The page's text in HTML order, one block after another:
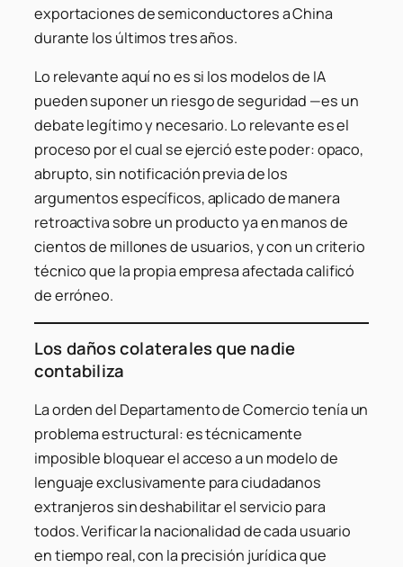
exportaciones de semiconductores a China
durante los últimos tres años.
Lo relevante aquí no es si los modelos de IA
pueden suponer un riesgo de seguridad —es un
debate legítimo y necesario. Lo relevante es el
proceso por el cual se ejerció este poder: opaco,
abrupto, sin notificación previa de los
argumentos específicos, aplicado de manera
retroactiva sobre un producto ya en manos de
cientos de millones de usuarios, y con un criterio
técnico que la propia empresa afectada calificó
de erróneo.
Los daños colaterales que nadie
contabiliza
La orden del Departamento de Comercio tenía un
problema estructural: es técnicamente
imposible bloquear el acceso a un modelo de
lenguaje exclusivamente para ciudadanos
extranjeros sin deshabilitar el servicio para
todos. Verificar la nacionalidad de cada usuario
en tiempo real, con la precisión jurídica que